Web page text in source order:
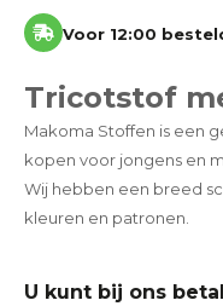
Voor 12:00
Tricotstof
Makoma Stoffen is een
kopen voor jongens en
Wij hebben een breed
kleuren en patronen.
U kunt bij ons